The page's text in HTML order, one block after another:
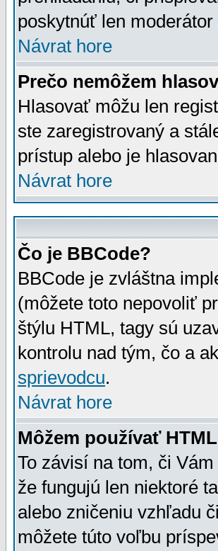
poskytnúť len
Návrat hore
Prečo nemôžem
Hlasovať môžu len
ste zaregistrovaný a
prístup alebo je
Návrat hore
Čo je BBCode?
BBCode je zvláštna
(môžete toto nepovoliť
štýlu HTML, tagy sú
kontrolu nad tým, čo a
sprievodcu.
Návrat hore
Môžem používať
To závisí na tom, či
že fungujú len niektoré
alebo zničeniu vzhľadu
môžete túto voľbu